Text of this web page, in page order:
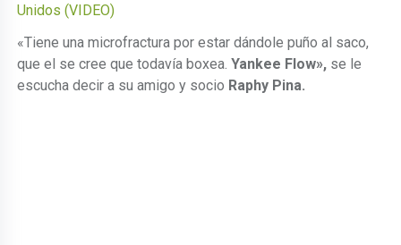
Unidos (VIDEO)
«Tiene una microfractura por estar dándole puño al saco,
que el se cree que todavía boxea.Yankee Flow», se le
escucha decir a su amigo y socio Raphy Pina.